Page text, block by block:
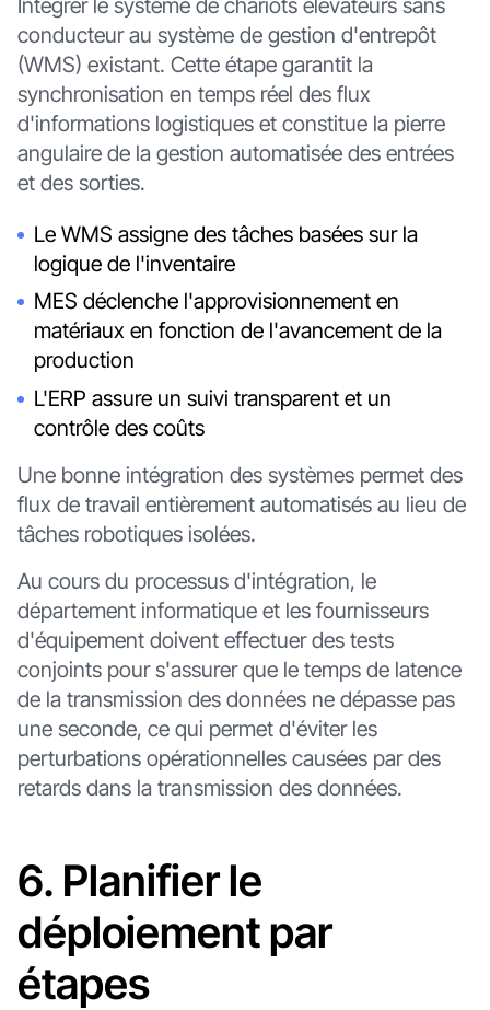
Intégrer le système de chariots élévateurs sans
conducteur au système de gestion d'entrepôt
(WMS) existant. Cette étape garantit la
synchronisation en temps réel des flux
d'informations logistiques et constitue la pierre
angulaire de la gestion automatisée des entrées
et des sorties.
Le WMS assigne des tâches basées sur la
logique de l'inventaire
MES déclenche l'approvisionnement en
matériaux en fonction de l'avancement de la
production
L'ERP assure un suivi transparent et un
contrôle des coûts
Une bonne intégration des systèmes permet des
flux de travail entièrement automatisés au lieu de
tâches robotiques isolées.
Au cours du processus d'intégration, le
département informatique et les fournisseurs
d'équipement doivent effectuer des tests
conjoints pour s'assurer que le temps de latence
de la transmission des données ne dépasse pas
une seconde, ce qui permet d'éviter les
perturbations opérationnelles causées par des
retards dans la transmission des données.
6. Planifier le
déploiement par
étapes